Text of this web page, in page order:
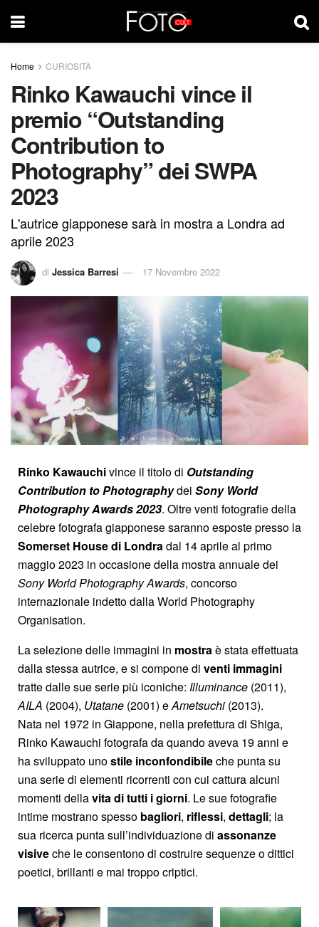
Home CURIOSITÀ
Rinko Kawauchi vince il
premio “Outstanding
Contribution to
Photography” dei SWPA
2023
L'autrice giapponese sarà in mostra a Londra ad
aprile 2023
di Jessica Barresi 17 Novembre 2022
Rinko Kawauchivince il titolo di Outstanding
Contribution to Photographydei Sony World
Photography Awards 2023. Oltre venti fotografie della
celebre fotografa giapponese saranno esposte presso la
Somerset House di Londradal 14 aprile al primo
maggio 2023 in occasione della mostra annuale dei
Sony World Photography Awards, concorso
internazionale indetto dalla World Photography
Organisation.
La selezione delle immagini in mostraè stata effettuata
dalla stessa autrice, e si compone di venti immagini
tratte dalle sue serie più iconiche: Illuminance (2011),
AILA (2004), Utatane (2001) eAmetsuchi (2013).
Nata nel 1972 in Giappone, nella prefettura di Shiga,
Rinko Kawauchi fotografa da quando aveva 19 anni e
ha sviluppato unostile inconfondibileche punta su
una serie di elementi ricorrenti con cui cattura alcuni
momenti dellavita di tutti i giorni. Le sue fotografie
intime mostrano spesso bagliori, riflessi, dettagli; la
sua ricerca punta sull’individuazione di assonanze
visiveche le consentono di costruire sequenze o dittici
poetici, brillanti e mai troppo criptici.